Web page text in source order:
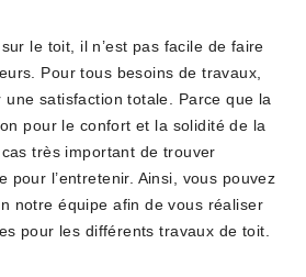
le toit, il n’est pas facile de faire
Pour tous besoins de travaux,
une satisfaction totale. Parce que la
pour le confort et la solidité de la
très important de trouver
pour l’entretenir. Ainsi, vous pouvez
notre équipe afin de vous réaliser
pour les différents travaux de toit.